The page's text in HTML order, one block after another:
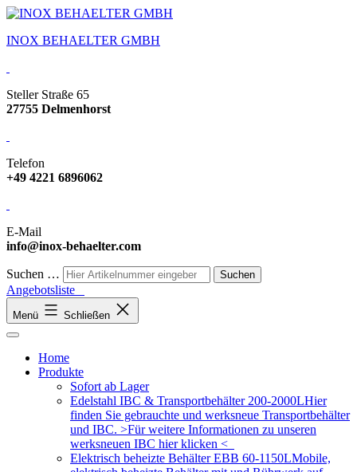
INOX BEHAELTER GMBH
Steller Straße 65
27755 Delmenhorst
Telefon
+49 4221 6896062
E-Mail
info@inox-behaelter.com
Suchen …
Angebotsliste
Menü Schließen
Home
Produkte
Sofort ab Lager
Edelstahl IBC & Transportbehälter 200-2000LHier
finden Sie gebrauchte und werksneue Transportbehälter
und IBC. >Für weitere Informationen zu unseren
werksneuen IBC hier klicken <
Elektrisch beheizte Behälter EBB 60-1150LMobile,